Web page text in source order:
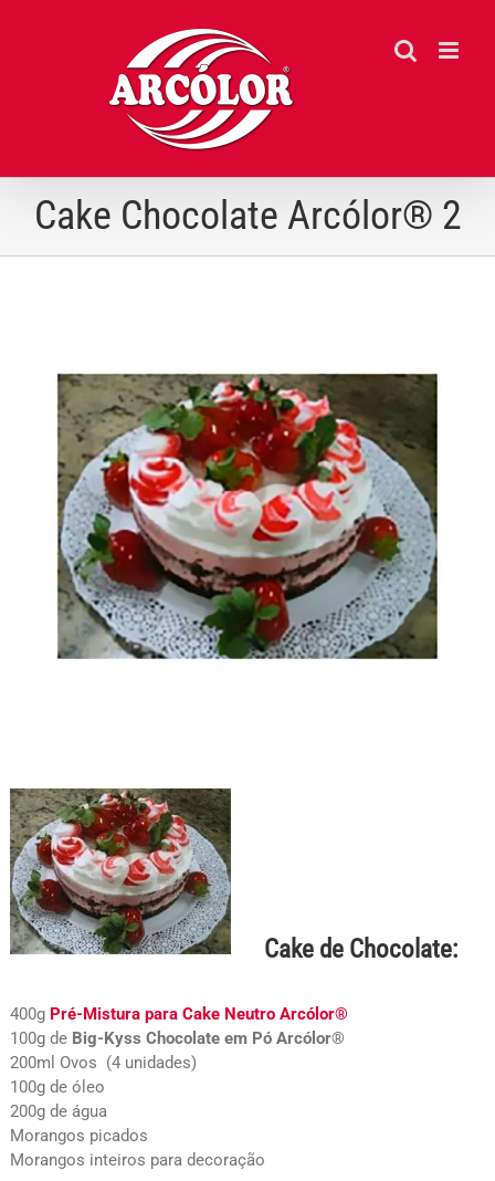
Cake Chocolate Arcólor® 2
Cake de Chocolate:
400g Pré-Mistura para Cake Neutro Arcólor®
100g de Big-Kyss Chocolate em Pó Arcólor®
200ml Ovos (4 unidades)
100g de óleo
200g de água
Morangos picados
Morangos inteiros para decoração